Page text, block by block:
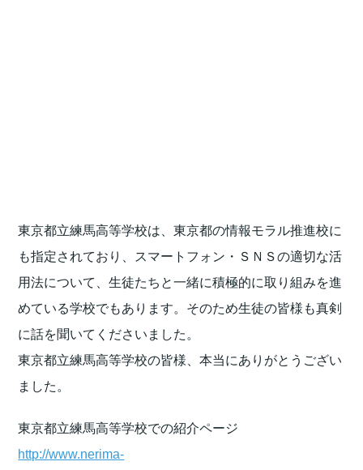
東京都立練馬高等学校は、東京都の情報モラル推進校に
も指定されており、スマートフォン・ＳＮＳの適切な活
用法について、生徒たちと一緒に積極的に取り組みを進
めている学校でもあります。そのため生徒の皆様も真剣
に話を聞いてくださいました。
東京都立練馬高等学校の皆様、本当にありがとうござい
ました。
東京都立練馬高等学校での紹介ページ
http://www.nerima-